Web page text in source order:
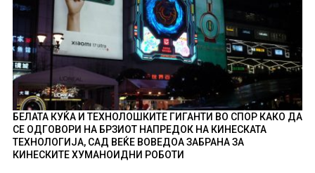
БЕЛАТА КУЌА И ТЕХНОЛОШКИТЕ ГИГАНТИ ВО СПОР КАКО ДА
СЕ ОДГОВОРИ НА БРЗИОТ НАПРЕДОК НА КИНЕСКАТА
ТЕХНОЛОГИЈА, САД ВЕЌЕ ВОВЕДОА ЗАБРАНА ЗА
КИНЕСКИТЕ ХУМАНОИДНИ РОБОТИ